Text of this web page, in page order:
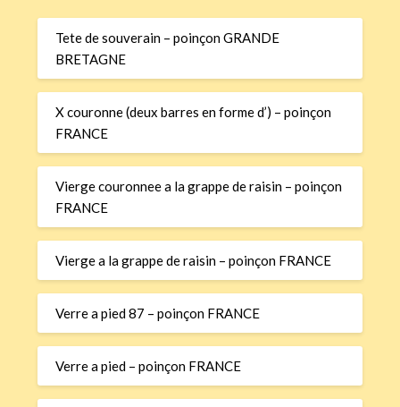
Tete de souverain – poinçon GRANDE
BRETAGNE
X couronne (deux barres en forme d’) – poinçon
FRANCE
Vierge couronnee a la grappe de raisin – poinçon
FRANCE
Vierge a la grappe de raisin – poinçon FRANCE
Verre a pied 87 – poinçon FRANCE
Verre a pied – poinçon FRANCE